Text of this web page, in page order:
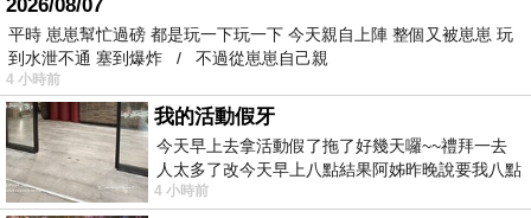
2026/08/07
平時 崽崽幫忙過磅 都是玩一下玩一下 今天親自上陣 整個又被崽崽 玩
到水泄不通 塞到爆炸 / 不過從崽崽自己親
4 小時前
我的活動假牙
今天早上去拿活動假了拖了好幾天囉~~禮拜一去
人太多了改今天早上八點結果阿姊昨晚說要我八點
去西螺農會~回到莿桐都8點半多了
4 小時前